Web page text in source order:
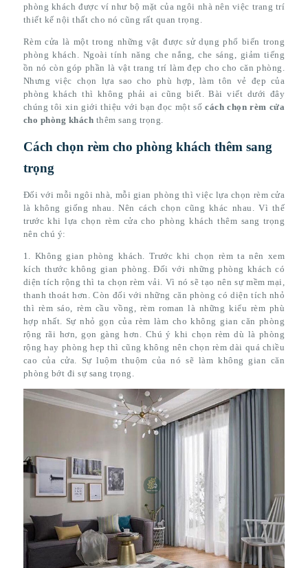
phòng khách được ví như bộ mặt của ngôi nhà nên việc trang trí
thiết kế nội thất cho nó cũng rất quan trọng.
Rèm cửa là một trong những vật được sử dụng phổ biến trong
phòng khách. Ngoài tính năng che nắng, che sáng, giảm tiếng
ồn nó còn góp phần là vật trang trí làm đẹp cho cho căn phòng.
Nhưng việc chọn lựa sao cho phù hợp, làm tôn vẻ đẹp của
phòng khách thì không phải ai cũng biết. Bài viết dưới đây
chúng tôi xin giới thiệu với bạn đọc một sốcách chọn rèm cửa
cho phòng khách thêm sang trọng.
Cách chọn rèm cho phòng khách thêm sang
trọng
Đối với mỗi ngôi nhà, mỗi gian phòng thì việc lựa chọn rèm cửa
là không giống nhau. Nên cách chọn cũng khác nhau. Vì thế
trước khi lựa chọn rèm cửa cho phòng khách thêm sang trọng
nên chú ý:
1. Không gian phòng khách. Trước khi chọn rèm ta nên xem
kích thước không gian phòng. Đối với những phòng khách có
diện tích rộng thì ta chọn rèm vải. Vì nó sẽ tạo nên sự mềm mại,
thanh thoát hơn. Còn đối với những căn phòng có diện tích nhỏ
thì rèm sáo, rèm cầu vồng, rèm roman là những kiểu rèm phù
hợp nhất. Sự nhỏ gọn của rèm làm cho không gian căn phòng
rộng rãi hơn, gọn gàng hơn. Chú ý khi chọn rèm dù là phòng
rộng hay phòng hẹp thì cũng không nên chọn rèm dài quá chiều
cao của cửa. Sự luộm thuộm của nó sẽ làm không gian căn
phòng bớt đi sự sang trọng.